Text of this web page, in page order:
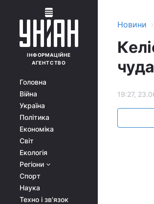
ІНФОРМАЦІЙНЕ
АГЕНТСТВО
Головна
Війна
Україна
Політика
Економіка
Світ
Екологія
Регіони
Спорт
Наука
Техно і зв'язок
Новини ›
19:27,